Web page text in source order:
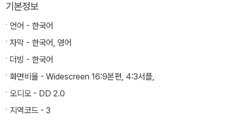
기본정보
언어 - 한국어
자막 - 한국어, 영어
더빙 - 한국어
화면비율 - Widescreen 16:9본편, 4:3서플,
오디오 - DD 2.0
지역코드 - 3